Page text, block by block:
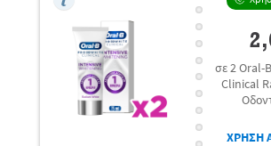
σε 2 Oral-
Clinical
ΧΡΗΣΗ